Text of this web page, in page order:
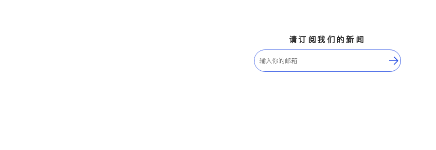
请订阅我们的新闻